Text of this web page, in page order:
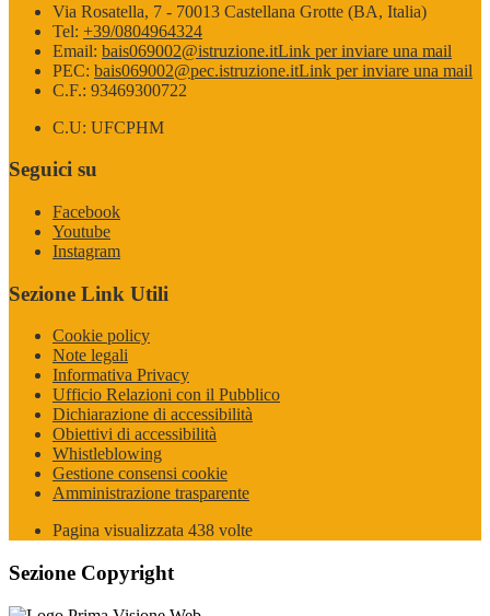
Via Rosatella, 7 - 70013 Castellana Grotte (BA, Italia)
Tel: +39/0804964324
Email: bais069002@istruzione.itLink per inviare una mail
PEC: bais069002@pec.istruzione.itLink per inviare una mail
C.F.: 93469300722
C.U: UFCPHM
Seguici su
Facebook
Youtube
Instagram
Sezione Link Utili
Cookie policy
Note legali
Informativa Privacy
Ufficio Relazioni con il Pubblico
Dichiarazione di accessibilità
Obiettivi di accessibilità
Whistleblowing
Gestione consensi cookie
Amministrazione trasparente
Pagina visualizzata 438 volte
Sezione Copyright